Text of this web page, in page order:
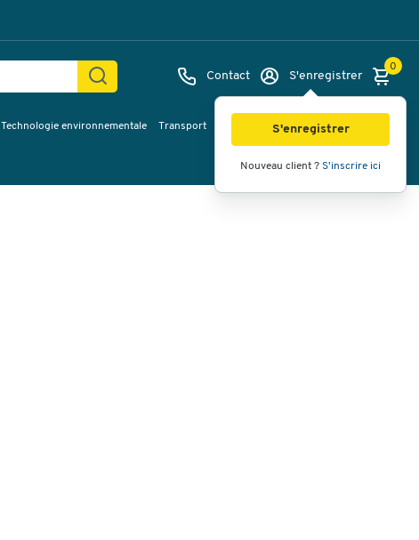
Contact S'enregistrer
S'enregistrer
Nouveau client ? S'inscrire ici
0
Technologie environnementale Transport Services & planification Inspiration
Images Vidéos Vue à 360